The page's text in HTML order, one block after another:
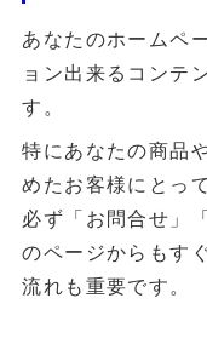
あなたのホームペ
ョン出来るコンテ
す。
特にあなたの商品
めたお客様にとっ
必ず「お問合せ」
のページからもす
流れも重要です。